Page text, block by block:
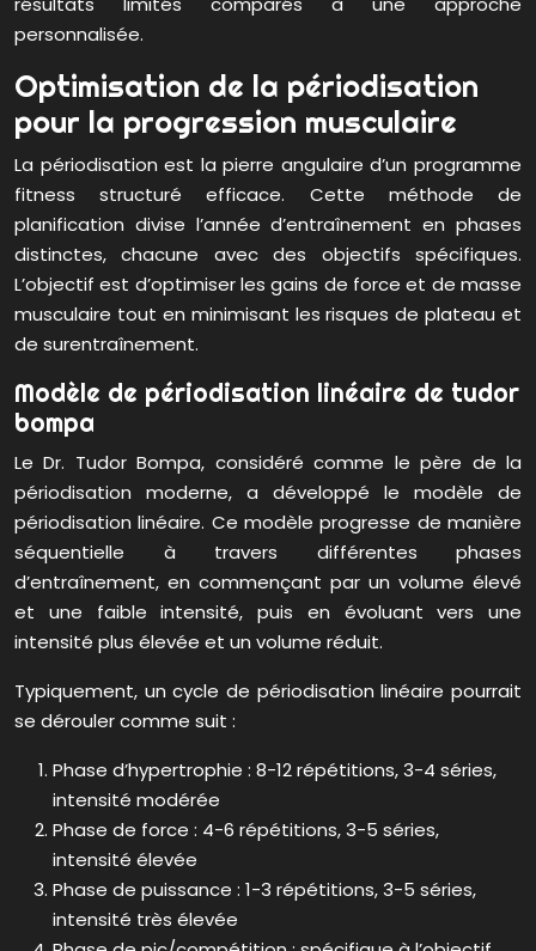
personnalisée.
Optimisation de la périodisation
pour la progression musculaire
La périodisation est la pierre angulaire d’un programme
fitness structuré efficace. Cette méthode de
planification divise l’année d’entraînement en phases
distinctes, chacune avec des objectifs spécifiques.
L’objectif est d’optimiser les gains de force et de masse
musculaire tout en minimisant les risques de plateau et
de surentraînement.
Modèle de périodisation linéaire de tudor
bompa
Le Dr. Tudor Bompa, considéré comme le père de la
périodisation moderne, a développé le modèle de
périodisation linéaire. Ce modèle progresse de manière
séquentielle à travers différentes phases
d’entraînement, en commençant par un volume élevé
et une faible intensité, puis en évoluant vers une
intensité plus élevée et un volume réduit.
Typiquement, un cycle de périodisation linéaire pourrait
se dérouler comme suit :
Phase d’hypertrophie : 8-12 répétitions, 3-4 séries,
intensité modérée
Phase de force : 4-6 répétitions, 3-5 séries,
intensité élevée
Phase de puissance : 1-3 répétitions, 3-5 séries,
intensité très élevée